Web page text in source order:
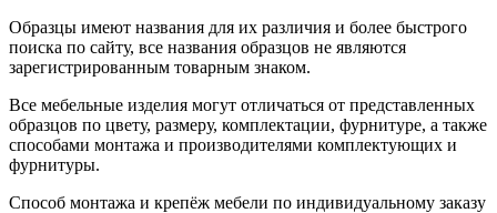
Образцы имеют названия для их различия и более быстрого
поиска по сайту, все названия образцов не являются
зарегистрированным товарным знаком.
Все мебельные изделия могут отличаться от представленных
образцов по цвету, размеру, комплектации, фурнитуре, а также
способами монтажа и производителями комплектующих и
фурнитуры.
Способ монтажа и крепёж мебели по индивидуальному заказу